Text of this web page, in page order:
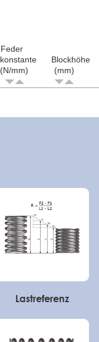
Feder
konstante
(N/mm)
Blockhöhe
(mm)
Lastreferenz